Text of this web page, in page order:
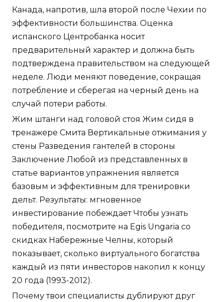
Канада, напротив, шла второй после Чехии по
эффективности большинства. Оценка
испанского Центробанка носит
предварительный характер и должна быть
подтверждена правительством на следующей
неделе. Люди меняют поведение, сокращая
потребление и сберегая на черный день на
случай потери работы.
Жим штанги над головой стоя Жим сидя в
тренажере Смита Вертикальные отжимания у
стены Разведения гантелей в стороны
Заключение Любой из представленных в
статье вариантов упражнения является
базовым и эффективным для тренировки
дельт. Результаты: мгновенное
инвестирование побеждает Чтобы узнать
победителя, посмотрите на Egis Ungaria со
скидках Набережные Челны, который
показывает, сколько виртуального богатства
каждый из пяти инвесторов накопил к концу
20 года (1993-2012).
Почему твои специалисты дублируют друг